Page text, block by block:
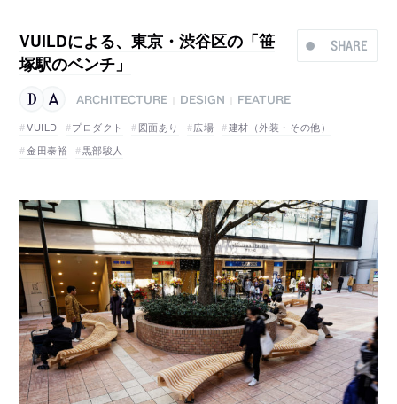
SHARE
VUILDによる、東京・渋谷区の「笹
塚駅のベンチ」
ARCHITECTURE DESIGN
FEATURE
VUILD
プロダクト 図面あり 広場
建材（外装・その他）
金田泰裕
黒部駿人